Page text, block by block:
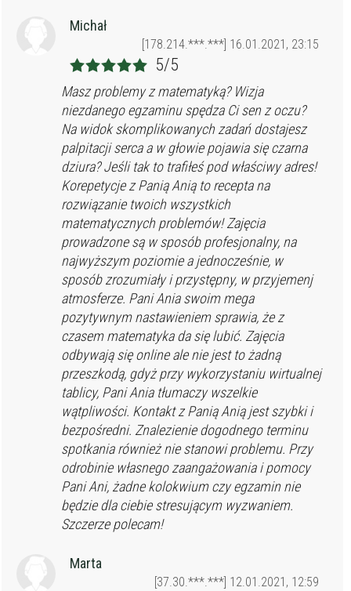
Michał
[178.214.***.***] 16.01.2021, 23:15
5/5
Masz problemy z matematyką? Wizja
niezdanego egzaminu spędza Ci sen z oczu?
Na widok skomplikowanych zadań dostajesz
palpitacji serca a w głowie pojawia się czarna
dziura? Jeśli tak to trafiłeś pod właściwy adres!
Korepetycje z Panią Anią to recepta na
rozwiązanie twoich wszystkich
matematycznych problemów! Zajęcia
prowadzone są w sposób profesjonalny, na
najwyższym poziomie a jednocześnie, w
sposób zrozumiały i przystępny, w przyjemenj
atmosferze. Pani Ania swoim mega
pozytywnym nastawieniem sprawia, że z
czasem matematyka da się lubić. Zajęcia
odbywają się online ale nie jest to żadną
przeszkodą, gdyż przy wykorzystaniu wirtualnej
tablicy, Pani Ania tłumaczy wszelkie
wątpliwości. Kontakt z Panią Anią jest szybki i
bezpośredni. Znalezienie dogodnego terminu
spotkania również nie stanowi problemu. Przy
odrobinie własnego zaangażowania i pomocy
Pani Ani, żadne kolokwium czy egzamin nie
będzie dla ciebie stresującym wyzwaniem.
Szczerze polecam!
Marta
[37.30.***.***] 12.01.2021, 12:59